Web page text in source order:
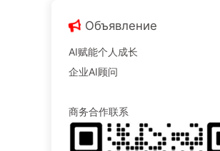
Объявление
AI赋能个人成长
企业AI顾问
商务合作联系